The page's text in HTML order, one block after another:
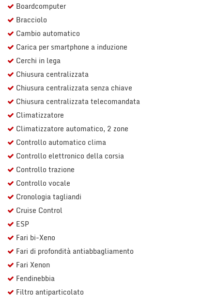
Boardcomputer
Bracciolo
Cambio automatico
Carica per smartphone a induzione
Cerchi in lega
Chiusura centralizzata
Chiusura centralizzata senza chiave
Chiusura centralizzata telecomandata
Climatizzatore
Climatizzatore automatico, 2 zone
Controllo automatico clima
Controllo elettronico della corsia
Controllo trazione
Controllo vocale
Cronologia tagliandi
Cruise Control
ESP
Fari bi-Xeno
Fari di profondità antiabbagliamento
Fari Xenon
Fendinebbia
Filtro antiparticolato